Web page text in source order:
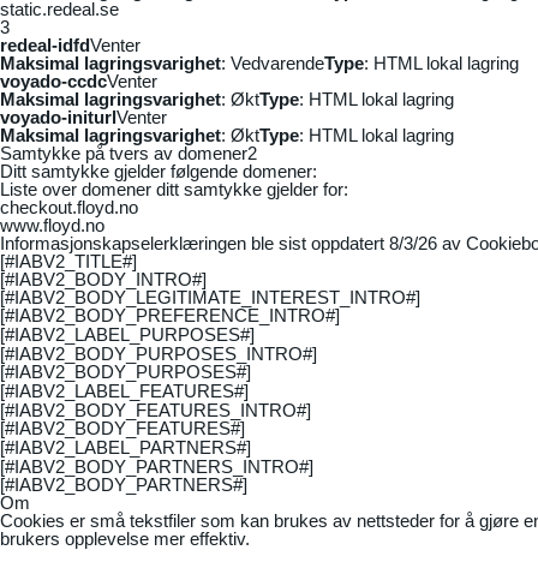
static.redeal.se
3
redeal-idfdVenter
Maksimal lagringsvarighet: VedvarendeType: HTML lokal lagring
voyado-ccdcVenter
Maksimal lagringsvarighet: ØktType: HTML lokal lagring
voyado-initurlVenter
Maksimal lagringsvarighet: ØktType: HTML lokal lagring
Samtykke på tvers av domener2
Ditt samtykke gjelder følgende domener:
Liste over domener ditt samtykke gjelder for:
checkout.floyd.no
www.floyd.no
Informasjonskapselerklæringen ble sist oppdatert 8/3/26 av
[#IABV2_TITLE#]
[#IABV2_BODY_INTRO#]
[#IABV2_BODY_LEGITIMATE_INTEREST_INTRO#]
[#IABV2_BODY_PREFERENCE_INTRO#]
[#IABV2_LABEL_PURPOSES#]
[#IABV2_BODY_PURPOSES_INTRO#]
[#IABV2_BODY_PURPOSES#]
[#IABV2_LABEL_FEATURES#]
[#IABV2_BODY_FEATURES_INTRO#]
[#IABV2_BODY_FEATURES#]
[#IABV2_LABEL_PARTNERS#]
[#IABV2_BODY_PARTNERS_INTRO#]
[#IABV2_BODY_PARTNERS#]
Om
Cookies er små tekstfiler som kan brukes av nettsteder for å gjøre
brukers opplevelse mer effektiv.